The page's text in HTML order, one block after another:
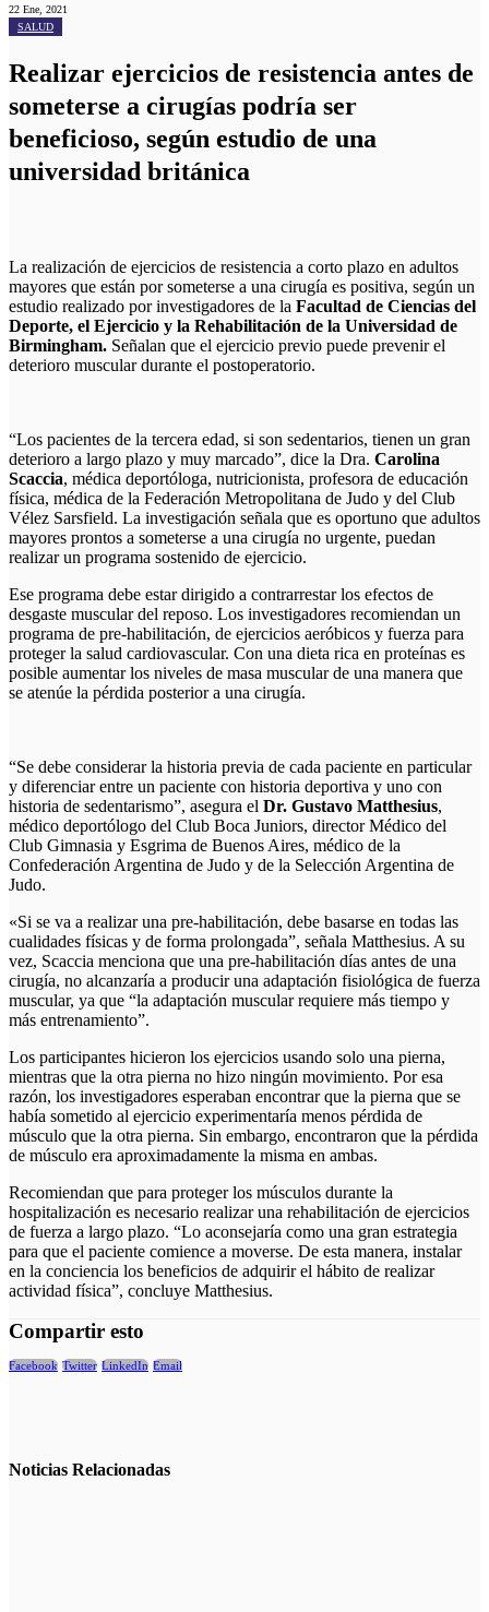
22 Ene, 2021
SALUD
Realizar ejercicios de resistencia antes de
someterse a cirugías podría ser
beneficioso, según estudio de una
universidad británica
La realización de ejercicios de resistencia a corto plazo en adultos
mayores que están por someterse a una cirugía es positiva, según un
estudio realizado por investigadores de la Facultad de Ciencias del
Deporte, el Ejercicio y la Rehabilitación de la Universidad de
Birmingham. Señalan que el ejercicio previo puede prevenir el
deterioro muscular durante el postoperatorio.
“Los pacientes de la tercera edad, si son sedentarios, tienen un gran
deterioro a largo plazo y muy marcado”, dice la Dra. Carolina
Scaccia, médica deportóloga, nutricionista, profesora de educación
física, médica de la Federación Metropolitana de Judo y del Club
Vélez Sarsfield. La investigación señala que es oportuno que adultos
mayores prontos a someterse a una cirugía no urgente, puedan
realizar un programa sostenido de ejercicio.
Ese programa debe estar dirigido a contrarrestar los efectos de
desgaste muscular del reposo. Los investigadores recomiendan un
programa de pre-habilitación, de ejercicios aeróbicos y fuerza para
proteger la salud cardiovascular. Con una dieta rica en proteínas es
posible aumentar los niveles de masa muscular de una manera que
se atenúe la pérdida posterior a una cirugía.
“Se debe considerar la historia previa de cada paciente en particular
y diferenciar entre un paciente con historia deportiva y uno con
historia de sedentarismo”, asegura el Dr. Gustavo Matthesius,
médico deportólogo del Club Boca Juniors, director Médico del
Club Gimnasia y Esgrima de Buenos Aires, médico de la
Confederación Argentina de Judo y de la Selección Argentina de
Judo.
«Si se va a realizar una pre-habilitación, debe basarse en todas las
cualidades físicas y de forma prolongada”, señala Matthesius. A su
vez, Scaccia menciona que una pre-habilitación días antes de una
cirugía, no alcanzaría a producir una adaptación fisiológica de fuerza
muscular, ya que “la adaptación muscular requiere más tiempo y
más entrenamiento”.
Los participantes hicieron los ejercicios usando solo una pierna,
mientras que la otra pierna no hizo ningún movimiento. Por esa
razón, los investigadores esperaban encontrar que la pierna que se
había sometido al ejercicio experimentaría menos pérdida de
músculo que la otra pierna. Sin embargo, encontraron que la pérdida
de músculo era aproximadamente la misma en ambas.
Recomiendan que para proteger los músculos durante la
hospitalización es necesario realizar una rehabilitación de ejercicios
de fuerza a largo plazo. “Lo aconsejaría como una gran estrategia
para que el paciente comience a moverse. De esta manera, instalar
en la conciencia los beneficios de adquirir el hábito de realizar
actividad física”, concluye Matthesius.
Compartir esto
Facebook Twitter LinkedIn Email
Noticias Relacionadas